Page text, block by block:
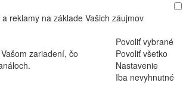
reklamy na základe Vašich záujmov
Povoliť vybrané
zariadení, čo
Povoliť všetko
Nastavenie
Iba nevyhnutné